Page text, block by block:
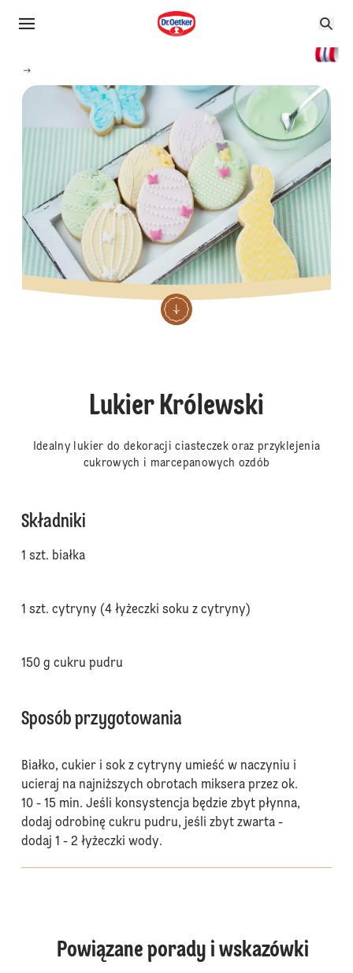
Lukier Królewski
Idealny lukier do dekoracji ciasteczek oraz przyklejenia
cukrowych i marcepanowych ozdób
Składniki
1 szt. białka
1 szt. cytryny (4 łyżeczki soku z cytryny)
150 g cukru pudru
Sposób przygotowania
Białko, cukier i sok z cytryny umieść w naczyniu i
ucieraj na najniższych obrotach miksera przez ok.
10 - 15 min. Jeśli konsystencja będzie zbyt płynna,
dodaj odrobinę cukru pudru, jeśli zbyt zwarta -
dodaj 1 - 2 łyżeczki wody.
Powiązane porady i wskazówki